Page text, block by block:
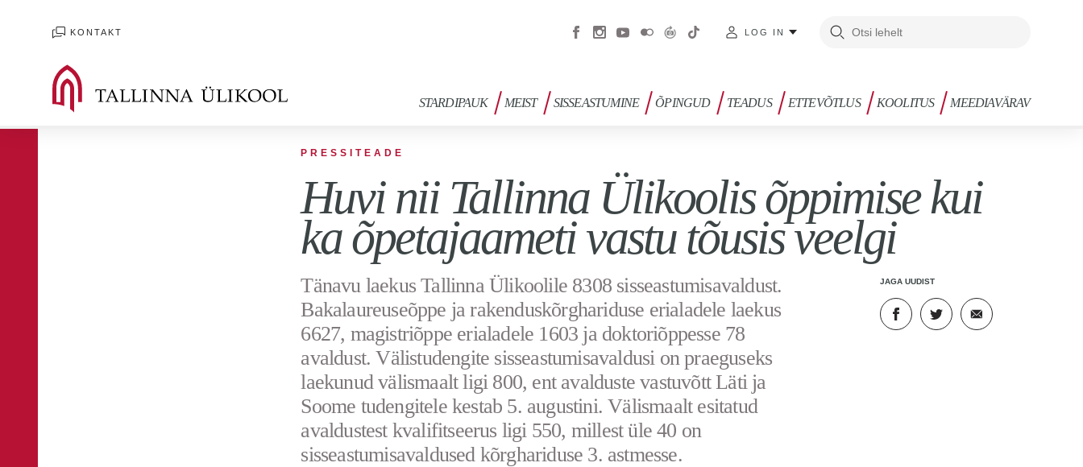
KONTAKT LOG IN
STARDIPAUK MEIST SISSEASTUMINE ÕPINGUD TEADUS ETTEVÕTLUS KOOLITUS MEEDIAVÄRAV
PRESSITEADE
Huvi nii Tallinna Ülikoolis õppimise kui
ka õpetajaameti vastu tõusis veelgi
Tänavu laekus Tallinna Ülikoolile 8308 sisseastumisavaldust.
Bakalaureuseõppe ja rakenduskõrghariduse erialadele laekus
6627, magistriõppe erialadele 1603 ja doktoriõppesse 78
avaldust. Välistudengite sisseastumisavaldusi on praeguseks
laekunud välismaalt ligi 800, ent avalduste vastuvõtt Läti ja
Soome tudengitele kestab 5. augustini. Välismaalt esitatud
avaldustest kvalifitseerus ligi 550, millest üle 40 on
sisseastumisavaldused kõrghariduse 3. astmesse.
JAGA UUDIST